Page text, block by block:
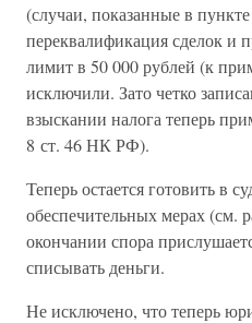
(случаи, показанные в
переквалификация сделок и
лимит в 50 000 рублей (к
исключили. Зато четко
взыскании налога теперь
8 ст. 46 НК РФ).
Теперь остается готовить в
обеспечительных мерах (см.
окончании спора
списывать деньги.
Не исключено, что теперь